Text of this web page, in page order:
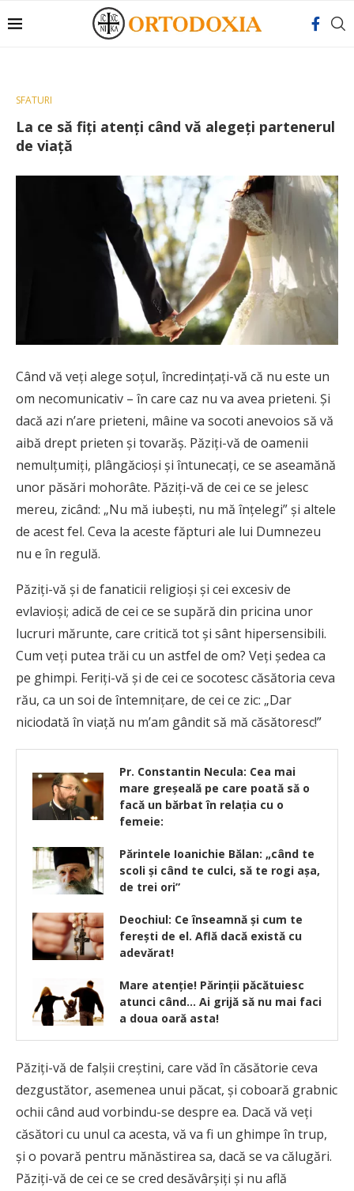
SFATURI
La ce să fiți atenți când vă alegeți partenerul
de viață
Când vă veţi alege soţul, încredinţaţi-vă că nu este un
om necomunicativ – în care caz nu va avea prieteni. Şi
dacă azi n’are prieteni, mâine va socoti anevoios să vă
aibă drept prieten şi tovarăş. Păziţi-vă de oamenii
nemulţumiţi, plângăcioşi şi întunecaţi, ce se aseamănă
unor păsări mohorâte. Păziţi-vă de cei ce se jelesc
mereu, zicând: „Nu mă iubeşti, nu mă înţelegi” şi altele
de acest fel. Ceva la aceste făpturi ale lui Dumnezeu
nu e în regulă.
Păziţi-vă şi de fanaticii religioşi şi cei excesiv de
evlavioşi; adică de cei ce se supără din pricina unor
lucruri mărunte, care critică tot şi sânt hipersensibili.
Cum veţi putea trăi cu un astfel de om? Veţi şedea ca
pe ghimpi. Feriţi-vă şi de cei ce socotesc căsătoria ceva
rău, ca un soi de întemniţare, de cei ce zic: „Dar
niciodată în viaţă nu m’am gândit să mă căsătoresc!”
Pr. Constantin Necula: Cea mai
mare greşeală pe care poată să o
facă un bărbat în relaţia cu o
femeie:
Părintele Ioanichie Bălan: „când te
scoli şi când te culci, să te rogi aşa,
de trei ori”
Deochiul: Ce înseamnă și cum te
ferești de el. Află dacă există cu
adevărat!
Mare atenție! Părinții păcătuiesc
atunci când… Ai grijă să nu mai faci
a doua oară asta!
Păziţi-vă de falşii creştini, care văd în căsătorie ceva
dezgustător, asemenea unui păcat, şi coboară grabnic
ochii când aud vorbindu-se despre ea. Dacă vă veţi
căsători cu unul ca acesta, vă va fi un ghimpe în trup,
şi o povară pentru mănăstirea sa, dacă se va călugări.
Păziţi-vă de cei ce se cred desăvârşiţi şi nu află